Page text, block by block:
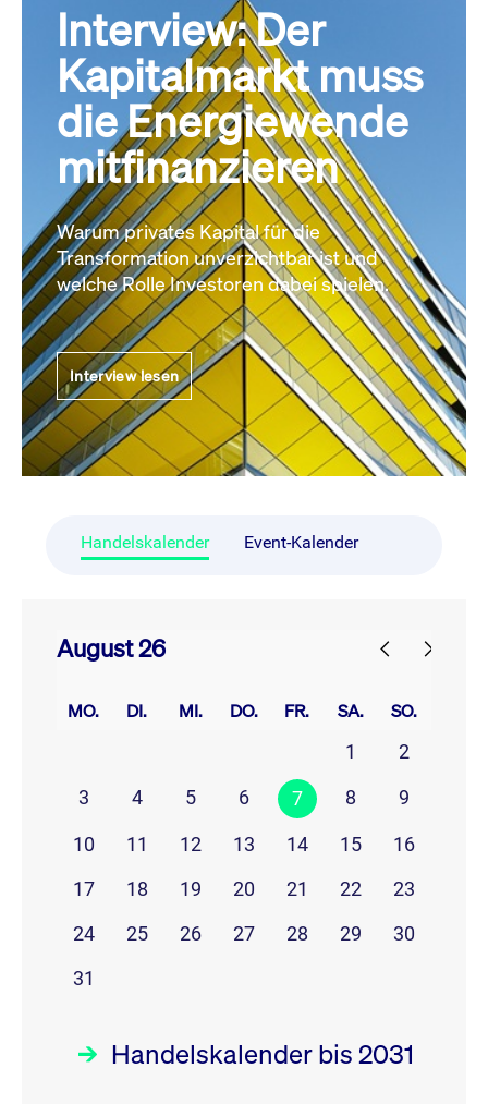
Interview: Der
Kapitalmarkt muss
die Energiewende
mitfinanzieren
Warum privates Kapital für die
Transformation unverzichtbar ist und
welche Rolle Investoren dabei spielen.
Interview lesen
Handelskalender Event-Kalender
August 26
MO. DI. MI. DO. FR. SA. SO.
1
2
3
4 5 6 7 8 9
10 11 12 13 14 15
16
17
18 19 20 21 22
23
24
25 26 27 28 29
30
31
Handelskalender bis 2031